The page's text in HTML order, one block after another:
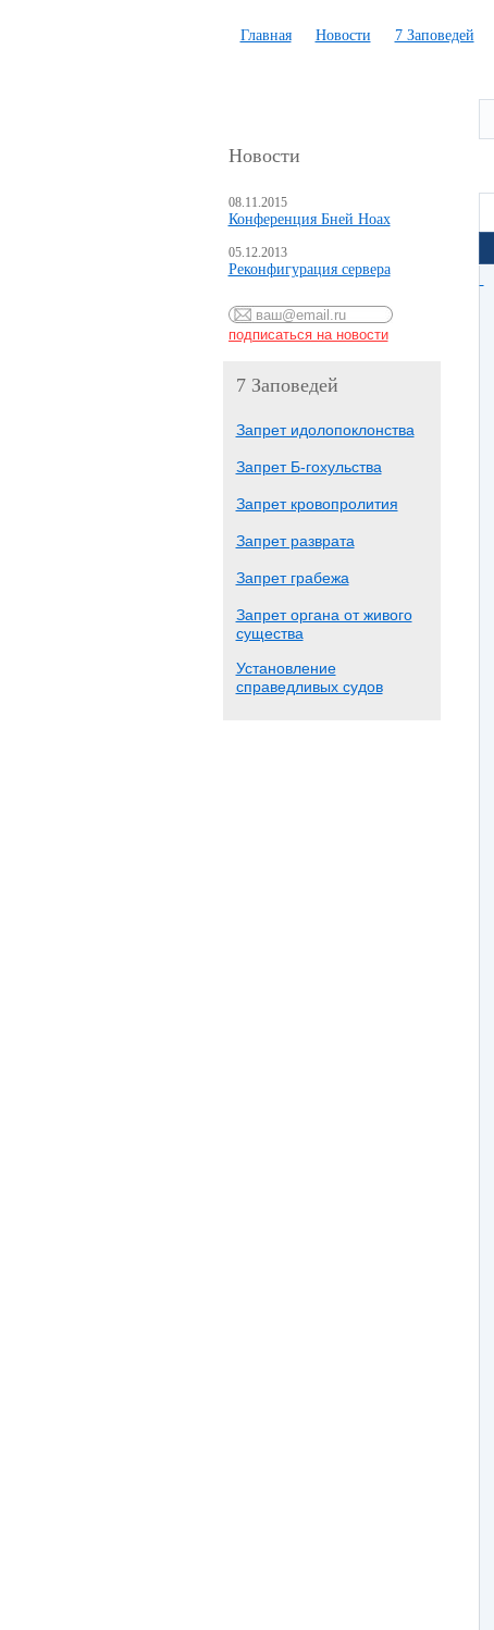
Главная Новости 7 Заповедей
Новости
08.11.2015
Конференция Бней Ноах
05.12.2013
Реконфигурация сервера
7 Заповедей
Запрет идолопоклонства
Запрет Б-гохульства
Запрет кровопролития
Запрет разврата
Запрет грабежа
Запрет органа от живого
существа
Установление
справедливых судов